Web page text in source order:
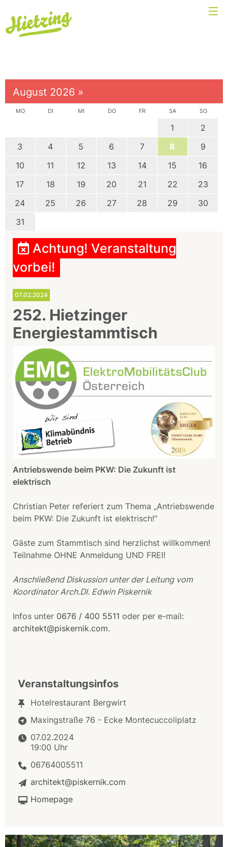
August 2026 »
MO DI MI DO FR SA SO
1
2
3
4 5 6 7 8
9
10
11 12 13 14 15
16
17
18 19 20 21 22
23
24
25 26 27 28 29
30
31
Achtung! Veranstaltung
vorbei!
07.02.2024
252. Hietzinger
Energiestammtisch
Antriebswende beim PKW: Die Zukunft ist
elektrisch
Christian Peter referiert zum Thema „Antriebswende
beim PKW: Die Zukunft ist elektrisch!“
Gäste zum Stammtisch sind herzlichst willkommen!
Teilnahme OHNE Anmeldung UND FREI!
Anschließend Diskussion unter der Leitung vom
Koordinator Arch.DI. Edwin Piskernik
Infos unter 0676 / 400 5511 oder per e-mail:
architekt@piskernik.com.
Veranstaltungsinfos
Hotelrestaurant Bergwirt
Maxingstraße 76 - Ecke Montecuccoliplatz
07.02.2024
19:00 Uhr
06764005511
architekt@piskernik.com
Homepage